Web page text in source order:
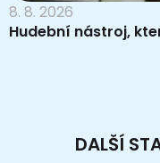
8. 8. 2026
Hudební nástroj,
DALŠÍ